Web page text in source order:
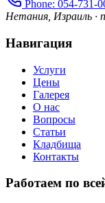
Phone: 054-731-
Нетания, Израиль ·
Навигация
Услуги
Цены
Галерея
О нас
Вопросы
Статьи
Кладбища
Контакты
Работаем по